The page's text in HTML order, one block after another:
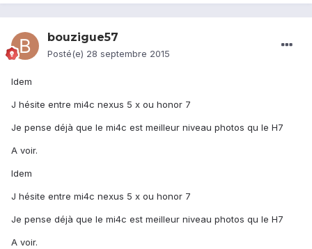
bouzigue57
Posté(e) 28 septembre 2015
Idem
J hésite entre mi4c nexus 5 x ou honor 7
Je pense déjà que le mi4c est meilleur niveau photos qu le H7
A voir.
Idem
J hésite entre mi4c nexus 5 x ou honor 7
Je pense déjà que le mi4c est meilleur niveau photos qu le H7
A voir.